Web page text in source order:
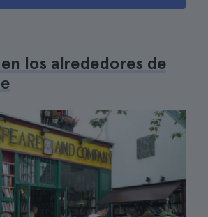
los alrededores de